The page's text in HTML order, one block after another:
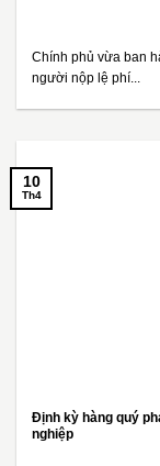
Chính phủ vừa ban
người nộp lệ phí...
Định kỳ hàng quý
nghiệp
10
Th4